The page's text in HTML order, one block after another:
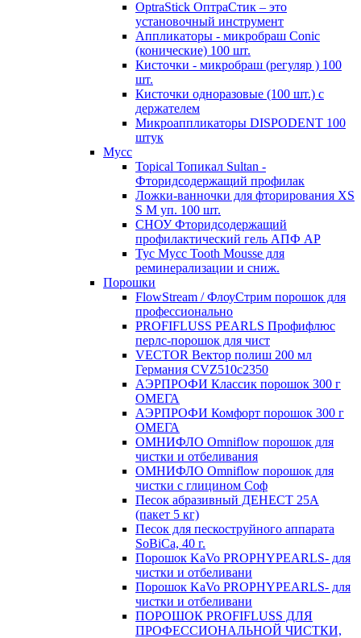
OptraStick ОптраСтик – это
установочный инструмент
Аппликаторы - микробраш Conic
(конические) 100 шт.
Кисточки - микробраш (регуляр ) 100
шт.
Кисточки одноразовые (100 шт.) с
держателем
Микроаппликаторы DISPODENT 100
штук
Мусс
Topical Топикал Sultan -
Фторидсодержащий профилак
Ложки-ванночки для фторирования XS
S М уп. 100 шт.
СНОУ Фторидсодержащий
профилактический гель АПФ AP
Тус Мусс Tooth Mousse для
реминерализации и сниж.
Порошки
FlowStream / ФлоуСтрим порошок для
профессионально
PROFIFLUSS PEARLS Профифлюс
перлс-порошок для чист
VECTOR Вектор полиш 200 мл
Германия CVZ510с2350
АЭРПРОФИ Классик порошок 300 г
ОМЕГА
АЭРПРОФИ Комфорт порошок 300 г
ОМЕГА
ОМНИФЛО Omniflow порошок для
чистки и отбеливания
ОМНИФЛО Omniflow порошок для
чистки с глицином Соф
Песок абразивный ДЕНЕСТ 25А
(пакет 5 кг)
Песок для пескоструйного аппарата
SoBiCa, 40 г.
Порошок KaVo PROPHYPEARLS- для
чистки и отбеливани
Порошок KaVo PROPHYPEARLS- для
чистки и отбеливани
ПОРОШОК PROFIFLUSS ДЛЯ
ПРОФЕССИОНАЛЬНОЙ ЧИСТКИ,